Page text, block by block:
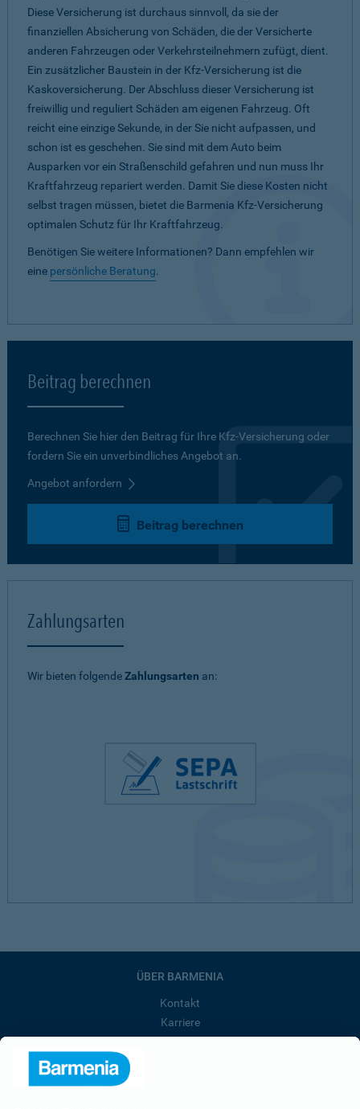
Diese Versicherung ist durchaus sinnvoll, da sie der
finanziellen Absicherung von Schäden, die der Versicherte
anderen Fahrzeugen oder Verkehrsteilnehmern zufügt, dient.
Ein zusätzlicher Baustein in der Kfz-Versicherung ist die
Kaskoversicherung. Der Abschluss dieser Versicherung ist
freiwillig und reguliert Schäden am eigenen Fahrzeug. Oft
reicht eine einzige Sekunde, in der Sie nicht aufpassen, und
schon ist es geschehen. Sie sind mit dem Auto beim
Ausparken vor ein Straßenschild gefahren und nun muss Ihr
Kraftfahrzeug repariert werden. Damit Sie diese Kosten nicht
selbst tragen müssen, bietet die Barmenia Kfz-Versicherung
optimalen Schutz für Ihr Kraftfahrzeug.
Benötigen Sie weitere Informationen? Dann empfehlen wir
eine persönliche Beratung.
Beitrag berechnen
Berechnen Sie hier den Beitrag für Ihre Kfz-Versicherung oder
fordern Sie ein unverbindliches Angebot an.
Angebot anfordern
Beitrag berechnen
Zahlungsarten
Wir bieten folgendeZahlungsarten an:
ÜBER BARMENIA
Kontakt
Karriere